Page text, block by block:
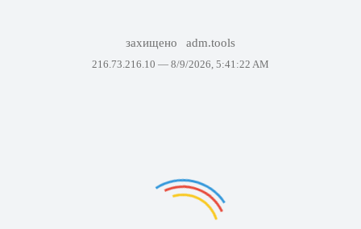
захищено adm.tools
216.73.216.10 — 8/9/2026, 5:41:22 AM